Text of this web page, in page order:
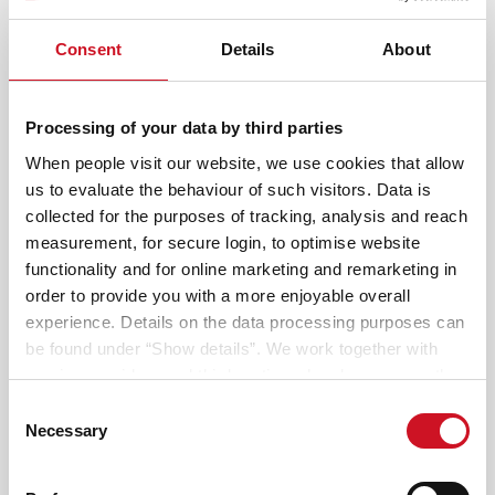
Consent Details About
Processing of your data by third parties
When people visit our website, we use cookies that allow
us to evaluate the behaviour of such visitors. Data is
collected for the purposes of tracking, analysis and reach
measurement, for secure login, to optimise website
functionality and for online marketing and remarketing in
order to provide you with a more enjoyable overall
experience. Details on the data processing purposes can
be found under “Show details”. We work together with
service providers and third parties who also process the
necessary. If you click the “Allow cookies” button or
select individual cookies in the detailed view, you provide
your consent to the processing of your data for the
Selection
Necessary
2
oder schlägt eine Alternative vor.
Globebus Go Active Teilintegriert
Zeit
Wo möchtest du das Fahrzeug besichtigen?